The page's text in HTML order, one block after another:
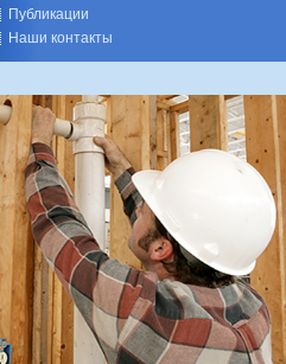
Публикации
Наши контакты